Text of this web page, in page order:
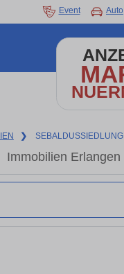
Event Auto
❯ SEBALDUSSIEDLUNG
Immobilien